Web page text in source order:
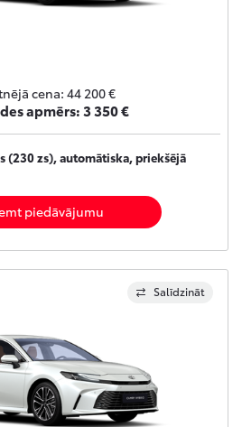
cena: 44 200 €
apmērs:3 350 €
(230 zs), automātiska, priekšējā
piedāvājumu
Salīdzināt